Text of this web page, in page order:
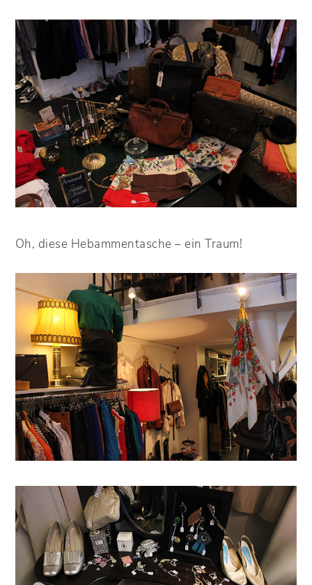
Oh, diese Hebammentasche – ein Traum!